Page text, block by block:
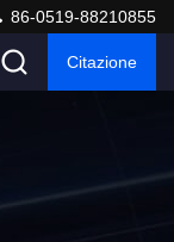
86-0519-88210855
Citazione